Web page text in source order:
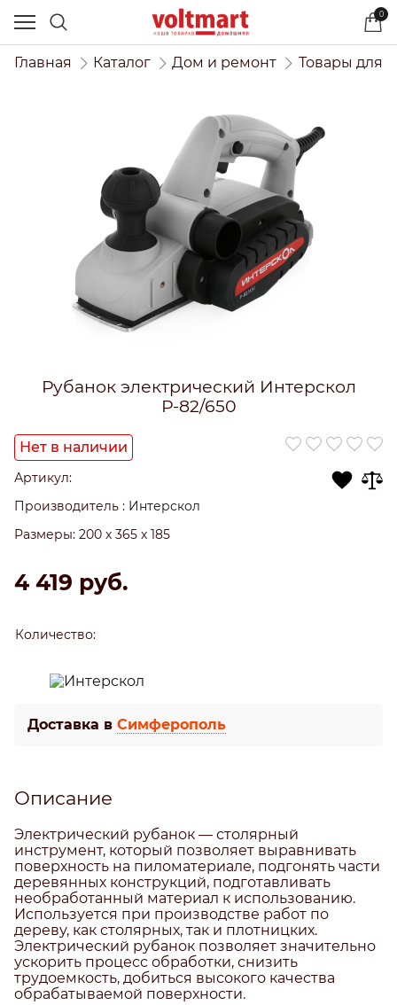
0
Главная Каталог Дом и ремонт Товары для
Рубанок электрический Интерскол
Р-82/650
Нет в наличии
Артикул:
Производитель : Интерскол
Размеры: 200 x 365 x 185
4 419 руб.
Количество:
Доставка в Симферополь
Описание
Электрический рубанок — столярный
инструмент, который позволяет выравнивать
поверхность на пиломатериале, подгонять части
деревянных конструкций, подготавливать
необработанный материал к использованию.
Используется при производстве работ по
дереву, как столярных, так и плотницких.
Электрический рубанок позволяет значительно
ускорить процесс обработки, снизить
трудоемкость, добиться высокого качества
обрабатываемой поверхности.